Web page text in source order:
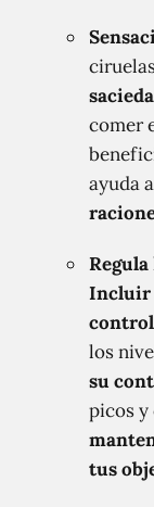
comer
ayuda
Regula
Incluir
control
los
su
picos y
tus